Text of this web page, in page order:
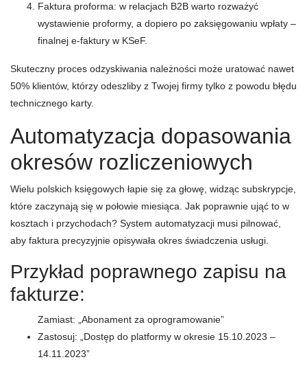
Faktura proforma: w relacjach B2B warto rozważyć
wystawienie proformy, a dopiero po zaksięgowaniu wpłaty –
finalnej e-faktury w KSeF.
Skuteczny proces odzyskiwania należności może uratować nawet
50% klientów, którzy odeszliby z Twojej firmy tylko z powodu błędu
technicznego karty.
Automatyzacja dopasowania
okresów rozliczeniowych
Wielu polskich księgowych łapie się za głowę, widząc subskrypcje,
które zaczynają się w połowie miesiąca. Jak poprawnie ująć to w
kosztach i przychodach? System automatyzacji musi pilnować,
aby faktura precyzyjnie opisywała okres świadczenia usługi.
Przykład poprawnego zapisu na
fakturze:
Zamiast: „Abonament za oprogramowanie”
Zastosuj: „Dostęp do platformy w okresie 15.10.2023 –
14.11.2023”